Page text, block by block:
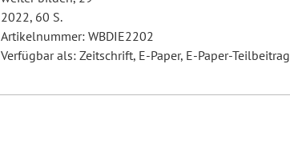
2022, 60 S.
Artikelnummer: WBDIE2202
Verfügbar als: Zeitschrift, E-Paper, E-Paper-Teilbeitrag